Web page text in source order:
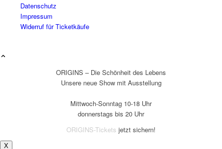
Datenschutz
Impressum
Widerruf für Ticketkäufe
ORIGINS – Die Schönheit des Lebens
Unsere neue Show mit Ausstellung
Mittwoch-Sonntag 10-18 Uhr
donnerstags bis 20 Uhr
ORIGINS-Tickets jetzt sichern!
X